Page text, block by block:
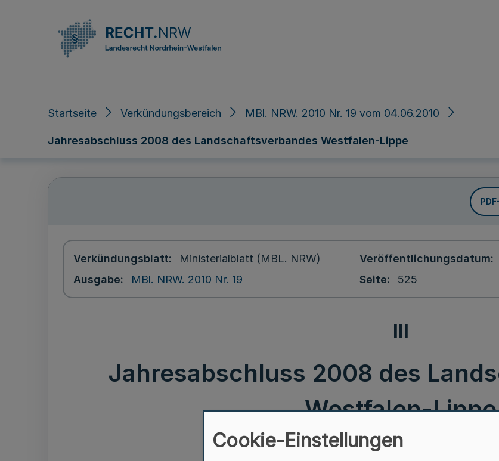
Startseite Verkündungsbereich MBl. NRW. 2010 Nr. 19 vom 04.06.2010
Jahresabschluss 2008 des Landschaftsverbandes Westfalen-Lippe
Verkündungsblatt
Ministerialblatt (MBL. NRW)
Ausgabe
MBl. NRW. 2010 Nr. 19
Veröffentlichungsdatum
Seite
525
III
Jahresabschluss 2008 des
Westfalen-Lippe
Jahresabschluss 2008
Cookie-Einstellungen